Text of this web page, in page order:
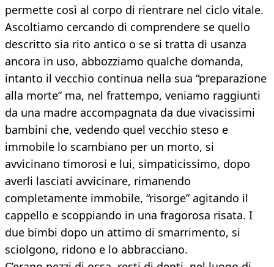
permette così al corpo di rientrare nel ciclo vitale.
Ascoltiamo cercando di comprendere se quello
descritto sia rito antico o se si tratta di usanza
ancora in uso, abbozziamo qualche domanda,
intanto il vecchio continua nella sua “preparazione
alla morte” ma, nel frattempo, veniamo raggiunti
da una madre accompagnata da due vivacissimi
bambini che, vedendo quel vecchio steso e
immobile lo scambiano per un morto, si
avvicinano timorosi e lui, simpaticissimo, dopo
averli lasciati avvicinare, rimanendo
completamente immobile, “risorge” agitando il
cappello e scoppiando in una fragorosa risata. I
due bimbi dopo un attimo di smarrimento, si
sciolgono, ridono e lo abbracciano.